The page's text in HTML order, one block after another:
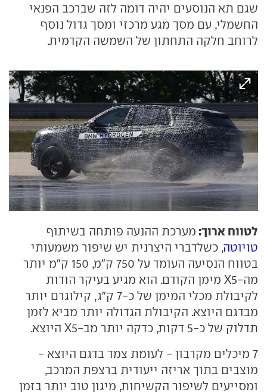
שגם תא הנוסעים יהיה דומה לזה שברכב הפנאי
החשמלי, עם מסך מגע מרכזי ומסך גדול נוסף
לרוחב חלקה התחתון של השמשה הקדמית.
לטווח ארוך: מערכת ההנעה פותחה בשיתוף
טויוטה, כשלדברי היצרנית יש שיפור משמעותי
בטווח הנסיעה העומד על 750 ק"מ, 150 ק"מ יותר
מה-X5 מימן הקודם. הוא מגיע בעיקר הודות
לקיבולת מכלי המימן של כ-7 ק"ג, קילוגרם יותר
מבדגם היוצא. הקיבולת הגדולה יותר מביא לזמן
תדלוק של כ-5 דקות, כדקה יותר מב-X5 היוצא.
7 מיכלים מקרבון - לעומת צמד בדגם היוצא -
מוצבים בתוך אריזה ייעודית ברצפת המרכב,
ומסייעים לשיפור הקשיחות, מיגון טוב יותר בזמן